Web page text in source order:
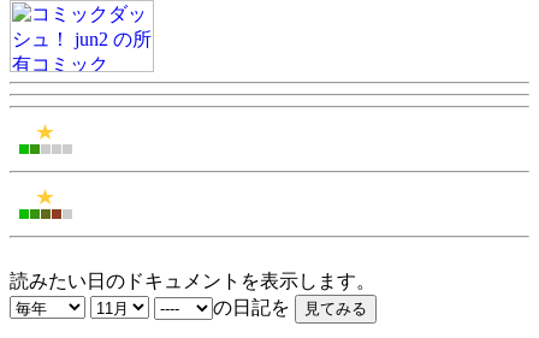
読みたい日のドキュメントを表示します。
の日記を